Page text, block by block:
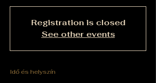
Registration is closed
See other events
Idő és helyszín